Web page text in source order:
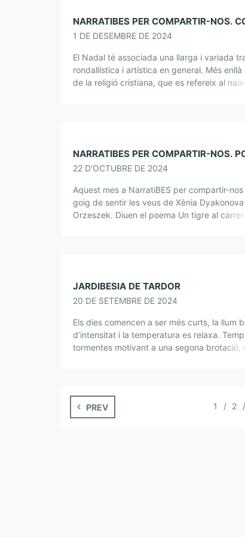
1 DE DESEMBRE DE 2024
El Nadal té associada una llarga i variada
rondallística i artística en general. Més
de la religió cristiana, que es refereix al
22 D'OCTUBRE DE 2024
Aquest mes a NarratiBES per compartir-
goig de sentir les veus de Xènia Dyakonova
Orzeszek. Diuen el poema Un tigre al carrer
JARDIBESIA DE TARDOR
20 DE SETEMBRE DE 2024
Els dies comencen a ser més curts, la llum
d’intensitat i la temperatura es relaxa.
tormentes motivant a una segona brotació,
PREV 1 2